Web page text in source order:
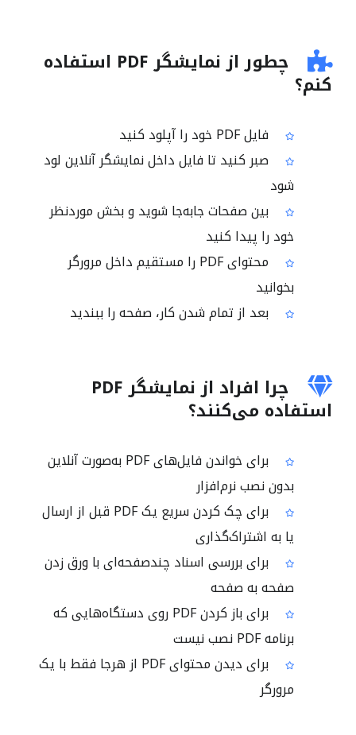
چطور از نمایشگر PDF استفاده
کنم؟
فایل PDF خود را آپلود کنید
صبر کنید تا فایل داخل نمایشگر آنلاین لود
شود
بین صفحات جابه‌جا شوید و بخش موردنظر
خود را پیدا کنید
محتوای PDF را مستقیم داخل مرورگر
بخوانید
بعد از تمام شدن کار، صفحه را ببندید
چرا افراد از نمایشگر PDF
استفاده می‌کنند؟
برای خواندن فایل‌های PDF به‌صورت آنلاین
بدون نصب نرم‌افزار
برای چک کردن سریع یک PDF قبل از ارسال
یا به اشتراک‌گذاری
برای بررسی اسناد چندصفحه‌ای با ورق زدن
صفحه به صفحه
برای باز کردن PDF روی دستگاه‌هایی که
برنامه PDF نصب نیست
برای دیدن محتوای PDF از هرجا فقط با یک
مرورگر